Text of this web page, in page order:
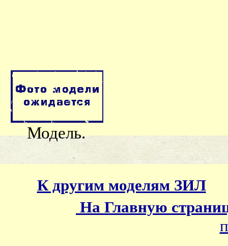
Модель.
К другим моделям ЗИЛ
На Главную